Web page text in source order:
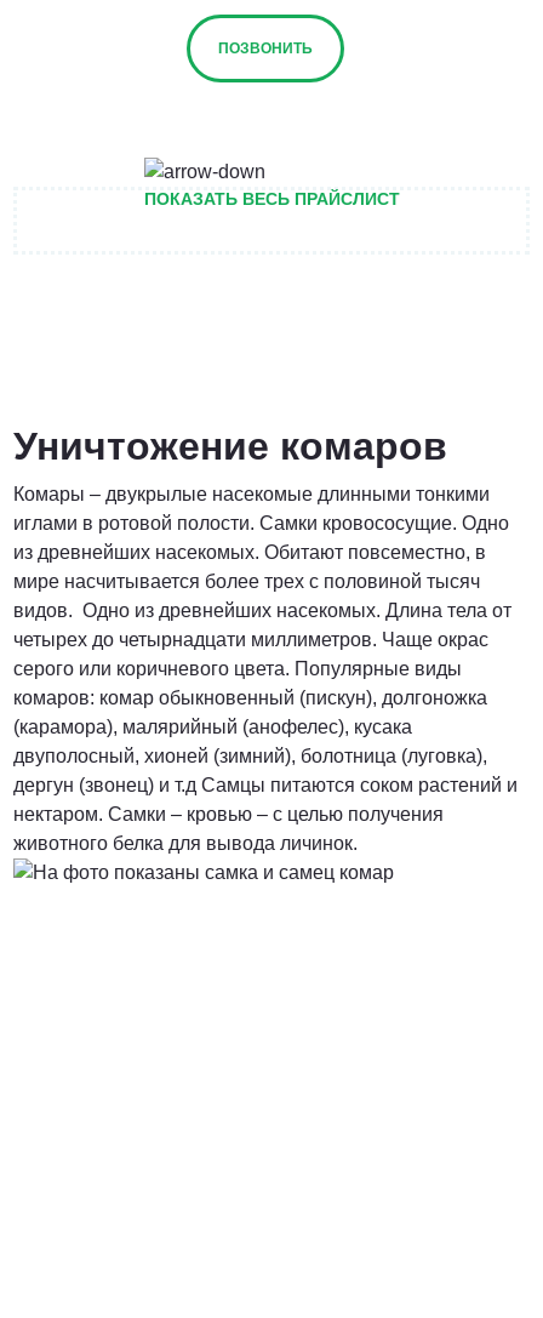
ПОЗВОНИТЬ
от 5900 руб.
ПОЗВОНИТЬ
от 6900 руб.
ПОЗВОНИТЬ
ПОКАЗАТЬ ВЕСЬ ПРАЙСЛИСТ
Уничтожение комаров
Комары – двукрылые насекомые длинными тонкими
иглами в ротовой полости. Самки кровососущие. Одно
из древнейших насекомых. Обитают повсеместно, в
мире насчитывается более трех с половиной тысяч
видов. Одно из древнейших насекомых. Длина тела от
четырех до четырнадцати миллиметров. Чаще окрас
серого или коричневого цвета. Популярные виды
комаров: комар обыкновенный (пискун), долгоножка
(карамора), малярийный (анофелес), кусака
двуполосный, хионей (зимний), болотница (луговка),
дергун (звонец) и т.д Самцы питаются соком растений и
нектаром. Самки – кровью – с целью получения
животного белка для вывода личинок.